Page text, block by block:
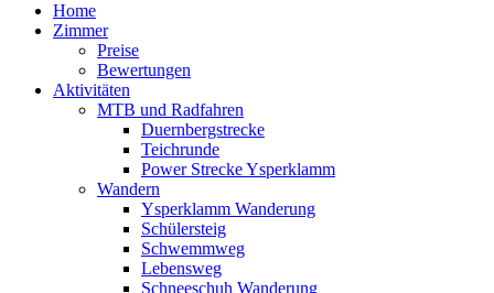
Home
Zimmer
Preise
Bewertungen
Aktivitäten
MTB und Radfahren
Duernbergstrecke
Teichrunde
Power Strecke Ysperklamm
Wandern
Ysperklamm Wanderung
Schülersteig
Schwemmweg
Lebensweg
Schneeschuh Wanderung